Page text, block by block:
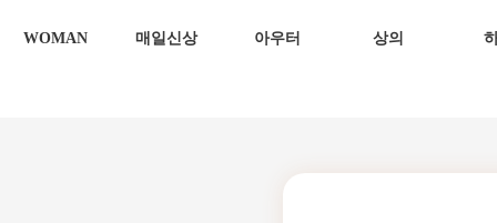
WOMAN 매일신상 아우터 상의